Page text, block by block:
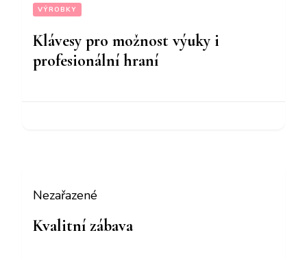
VÝROBKY
Klávesy pro možnost výuky i
profesionální hraní
Nezařazené
Kvalitní zábava